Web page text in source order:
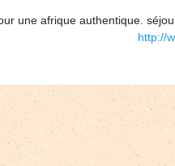
une afrique authentique.
http://